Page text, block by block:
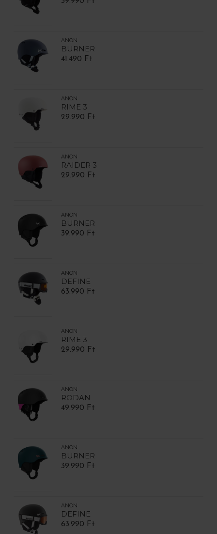
ANON
BURNER
41.490 Ft
ANON
RIME 3
29.990 Ft
ANON
RAIDER 3
29.990 Ft
ANON
BURNER
39.990 Ft
ANON
DEFINE
63.990 Ft
ANON
RIME 3
29.990 Ft
ANON
RODAN
49.990 Ft
ANON
BURNER
39.990 Ft
ANON
DEFINE
63.990 Ft